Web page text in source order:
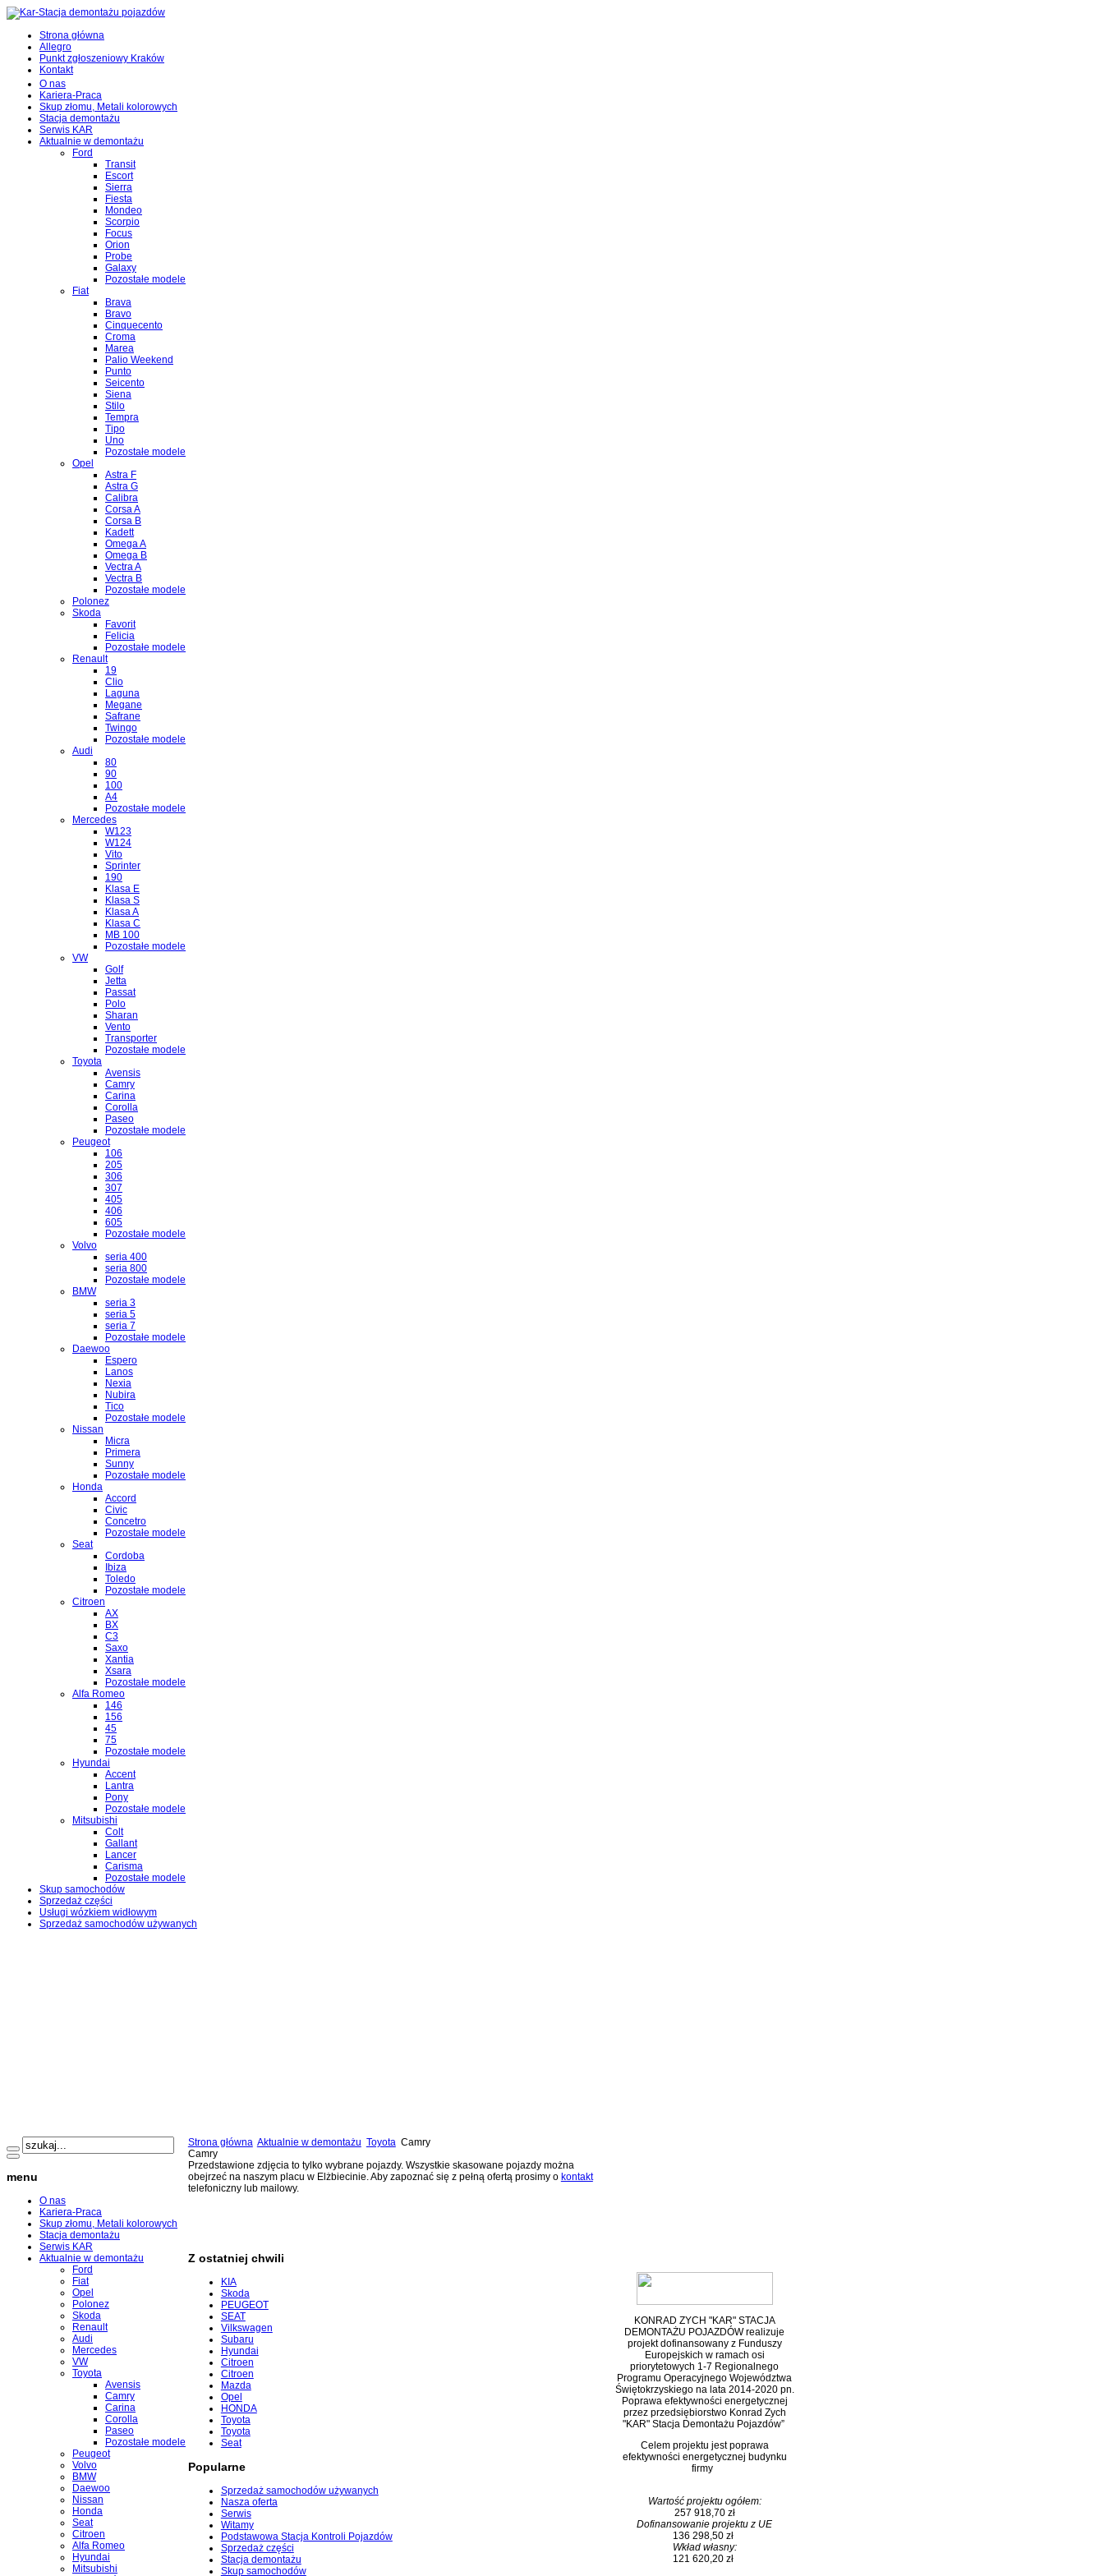
Strona główna
Allegro
Punkt zgłoszeniowy Kraków
Kontakt
O nas
Kariera-Praca
Skup złomu, Metali kolorowych
Stacja demontażu
Serwis KAR
Aktualnie w demontażu
Ford
Transit
Escort
Sierra
Fiesta
Mondeo
Scorpio
Focus
Orion
Probe
Galaxy
Pozostałe modele
Fiat
Brava
Bravo
Cinquecento
Croma
Marea
Palio Weekend
Punto
Seicento
Siena
Stilo
Tempra
Tipo
Uno
Pozostałe modele
Opel
Astra F
Astra G
Calibra
Corsa A
Corsa B
Kadett
Omega A
Omega B
Vectra A
Vectra B
Pozostałe modele
Polonez
Skoda
Favorit
Felicia
Pozostałe modele
Renault
19
Clio
Laguna
Megane
Safrane
Twingo
Pozostałe modele
Audi
80
90
100
A4
Pozostałe modele
Mercedes
W123
W124
Vito
Sprinter
190
Klasa E
Klasa S
Klasa A
Klasa C
MB 100
Pozostałe modele
VW
Golf
Jetta
Passat
Polo
Sharan
Vento
Transporter
Pozostałe modele
Toyota
Avensis
Camry
Carina
Corolla
Paseo
Pozostałe modele
Peugeot
106
205
306
307
405
406
605
Pozostałe modele
Volvo
seria 400
seria 800
Pozostałe modele
BMW
seria 3
seria 5
seria 7
Pozostałe modele
Daewoo
Espero
Lanos
Nexia
Nubira
Tico
Pozostałe modele
Nissan
Micra
Primera
Sunny
Pozostałe modele
Honda
Accord
Civic
Concetro
Pozostałe modele
Seat
Cordoba
Ibiza
Toledo
Pozostałe modele
Citroen
AX
BX
C3
Saxo
Xantia
Xsara
Pozostałe modele
Alfa Romeo
146
156
45
75
Pozostałe modele
Hyundai
Accent
Lantra
Pony
Pozostałe modele
Mitsubishi
Colt
Gallant
Lancer
Carisma
Pozostałe modele
Skup samochodów
Sprzedaż części
Usługi wózkiem widłowym
Sprzedaż samochodów używanych
menu
O nas
Kariera-Praca
Skup złomu, Metali kolorowych
Stacja demontażu
Serwis KAR
Aktualnie w demontażu
Ford
Fiat
Opel
Polonez
Skoda
Renault
Audi
Mercedes
VW
Toyota
Avensis
Camry
Carina
Corolla
Paseo
Pozostałe modele
Peugeot
Volvo
BMW
Daewoo
Nissan
Honda
Seat
Citroen
Alfa Romeo
Hyundai
Mitsubishi
Strona główna Aktualnie w demontażu Toyota Camry
Camry
Przedstawione zdjęcia to tylko wybrane pojazdy. Wszystkie skasowane pojazdy można
obejrzeć na naszym placu w Elżbiecinie. Aby zapoznać się z pełną ofertą prosimy o kontakt
telefoniczny lub mailowy.
Z ostatniej chwili
KIA
Skoda
PEUGEOT
SEAT
Vilkswagen
Subaru
Hyundai
Citroen
Citroen
Mazda
Opel
HONDA
Toyota
Toyota
Seat
Popularne
Sprzedaż samochodów używanych
Nasza oferta
Serwis
Witamy
Podstawowa Stacja Kontroli Pojazdów
Sprzedaż części
Stacja demontażu
Skup samochodów
KONRAD ZYCH "KAR" STACJA
DEMONTAŻU POJAZDÓW realizuje
projekt dofinansowany z Funduszy
Europejskich w ramach osi
priorytetowych 1-7 Regionalnego
Programu OperacyjnegoWojewództwa
Świętokrzyskiego na lata 2014-2020 pn.
Poprawa efektywności energetycznej
przez przedsiębiorstwo Konrad Zych
"KAR" Stacja Demontażu Pojazdów”
Celem projektu jest poprawa
efektywności energetycznej budynku
firmy
Wartość projektu ogółem:
257 918,70 zł
Dofinansowanie projektu z UE
136 298,50 zł
Wkład własny:
121 620,20 zł